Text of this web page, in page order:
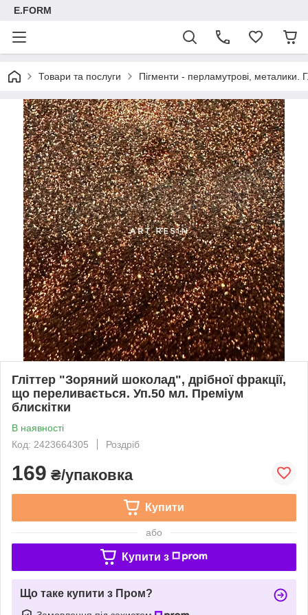
E.FORM
Товари та послуги Пігменти - перламутрові, металики.
Гліттер "Зоряний шоколад", дрібної фракції,
що переливається. Уп.50 мл. Преміум
блискітки
В наявності
Код: 2423664305
Роздріб
169 ₴/упаковка
Купити
або
Купити з
Що таке купити з Пром?